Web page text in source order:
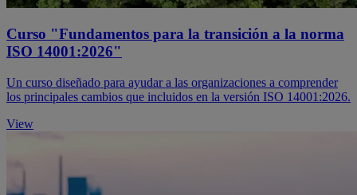
Curso "Fundamentos para la transición a la norma
ISO 14001:2026"
Un curso diseñado para ayudar a las organizaciones a comprender
los principales cambios que incluidos en la versión ISO 14001:2026.
View